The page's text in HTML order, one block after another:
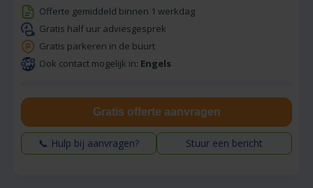
Offerte gemiddeld binnen 1 werkdag
Gratis half uur adviesgesprek
Gratis parkeren in de buurt
Ook contact mogelijk in: Engels
Gratis offerte aanvragen
📞 Hulp bij aanvragen? Stuur een bericht